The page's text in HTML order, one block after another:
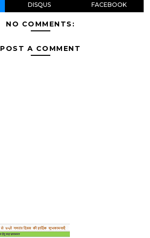
DISQUS FACEBOOK
NO COMMENTS:
POST A COMMENT